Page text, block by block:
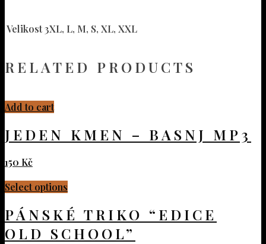
Velikost3XL, L, M, S, XL, XXL
RELATED PRODUCTS
Add to cart
JEDEN KMEN – BASNJ MP3
150 Kč
Select options
PÁNSKÉ TRIKO “EDICE
OLD SCHOOL”